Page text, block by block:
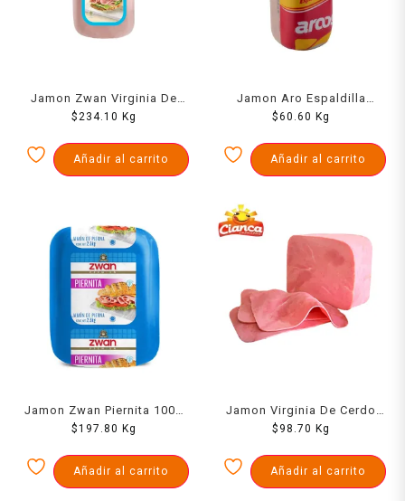
Jamon Zwan Virginia De
Pavo 1000 Grs
$234.10 Kg
Añadir al carrito
Jamon Aro Espaldilla
Rectangular 1000 Grs
$60.60 Kg
Añadir al carrito
Jamon Zwan Piernita 1000
Grs
$197.80 Kg
Añadir al carrito
Jamon Virginia De Cerdo
Cianca Kg
$ 98.70 Kg
Añadir al carrito